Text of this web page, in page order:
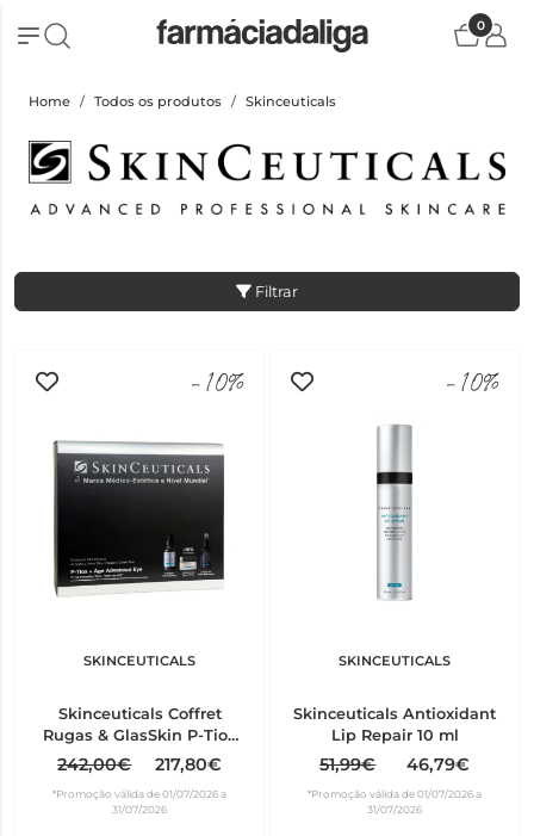
0
Home Todos os produtos Skinceuticals
Filtrar
-10%
SKINCEUTICALS
Skinceuticals Coffret
Rugas & GlasSkin P-Tiox
Sérum 30ml + A.G.E.
Advanced Eye 15ml +
Oferta HA Intensifier
242,00€ 217,80€
*Promoção válida de 01/07/2026 a
31/07/2026
-10%
SKINCEUTICALS
Skinceuticals Antioxidant
Lip Repair 10 ml
51,99€ 46,79€
*Promoção válida de 01/07/2026 a
31/07/2026